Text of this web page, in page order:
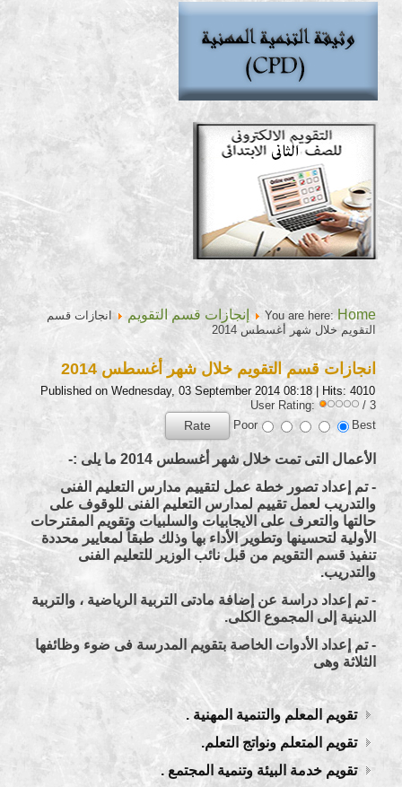
You are here: Home إنجازات قسم التقويم
انجازات قسم
التقويم خلال شهر أغسطس 2014
انجازات قسم التقويم خلال شهر أغسطس 2014
Published on Wednesday, 03 September 2014 08:18| Hits: 4010
User Rating:
/ 3
Poor
Best
الأعمال التى تمت خلال شهر أغسطس 2014 ما يلى :-
- تم إعداد تصور خطة عمل لتقييم مدارس التعليم الفنى
والتدريب لعمل تقييم لمدارس التعليم الفنى للوقوف على
حالتها والتعرف على الايجابيات والسلبيات وتقويم المقترحات
الأولية لتحسينها وتطوير الأداء بها وذلك طبقاً لمعايير محددة
تنفيذ قسم التقويم من قبل نائب الوزير للتعليم الفنى
والتدريب.
- تم إعداد دراسة عن إضافة مادتى التربية الرياضية ، والتربية
الدينية إلى المجموع الكلى.
- تم إعداد الأدوات الخاصة بتقويم المدرسة فى ضوء وظائفها
الثلاثة وهى
تقويم المعلم والتنمية المهنية .
تقويم المتعلم ونواتج التعلم.
تقويم خدمة البيئة وتنمية المجتمع .